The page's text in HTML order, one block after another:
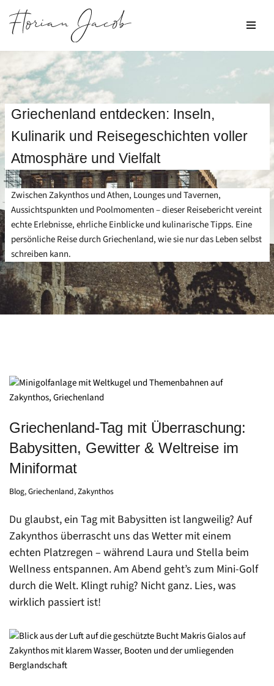
Zum
Griechenland entdecken: Inseln,
Kulinarik und Reisegeschichten voller
Atmosphäre und Vielfalt
Zwischen Zakynthos und Athen, Lounges und Tavernen,
Aussichtspunkten und Poolmomenten – dieser Reisebericht vereint
echte Erlebnisse, ehrliche Einblicke und kulinarische Tipps. Eine
persönliche Reise durch Griechenland, wie sie nur das Leben selbst
schreiben kann.
Griechenland-Tag mit Überraschung:
Babysitten, Gewitter & Weltreise im
Miniformat
Blog,Griechenland,Zakynthos
Du glaubst, ein Tag mit Babysitten ist langweilig? Auf
Zakynthos überrascht uns das Wetter mit einem
echten Platzregen – während Laura und Stella beim
Wellness entspannen. Am Abend geht’s zum Mini-Golf
durch die Welt. Klingt ruhig? Nicht ganz. Lies, was
wirklich passiert ist!